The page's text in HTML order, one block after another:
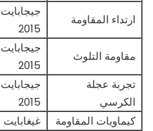
ارتداء المقاومة
2015
مقاومة التلوث
2015
تجربة عجلة
الكرسي
2015
كيماويات المقاومة
غيغابايت 18586-2001